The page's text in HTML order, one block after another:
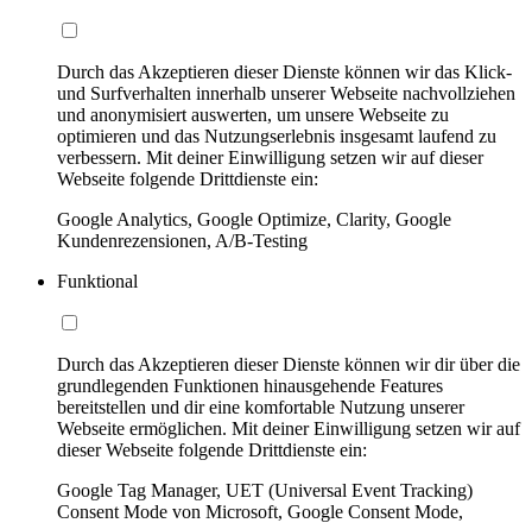
Durch das Akzeptieren dieser Dienste können wir das Klick-
und Surfverhalten innerhalb unserer Webseite nachvollziehen
und anonymisiert auswerten, um unsere Webseite zu
optimieren und das Nutzungserlebnis insgesamt laufend zu
verbessern. Mit deiner Einwilligung setzen wir auf dieser
Webseite folgende Drittdienste ein:
Google Analytics, Google Optimize, Clarity, Google
Kundenrezensionen, A/B-Testing
Funktional
Durch das Akzeptieren dieser Dienste können wir dir über die
grundlegenden Funktionen hinausgehende Features
bereitstellen und dir eine komfortable Nutzung unserer
Webseite ermöglichen. Mit deiner Einwilligung setzen wir auf
dieser Webseite folgende Drittdienste ein:
Google Tag Manager, UET (Universal Event Tracking)
Consent Mode von Microsoft, Google Consent Mode,